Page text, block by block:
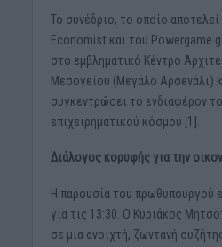
Το συνέδριο, το οποίο
Economist και του
στο εμβληματικό Κέντρο
Μεσογείου (Μεγάλο Αρσενάλι)
συγκεντρώσει το ενδιαφέρον
επιχειρηματικού κόσμου [1].
Διάλογος κορυφής για την
Η παρουσία του πρωθυπουργού
για τις 13:30. Ο Κυριάκος
σε μια ανοιχτή, ζωντανή